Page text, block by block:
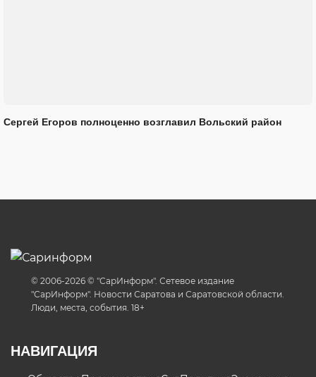
Сергей Егоров полноценно возглавил Вольский район
© 2006-2026 © "СарИнформ". Сетевое издание
"СарИнформ". Новости Саратова и Саратовской области.
Люди, места, события. 18+
НАВИГАЦИЯ